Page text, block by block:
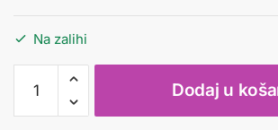
Na zalihi
drvene
maxi
Dodaj u